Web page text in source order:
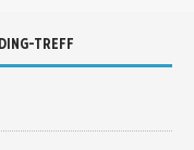
TREFF